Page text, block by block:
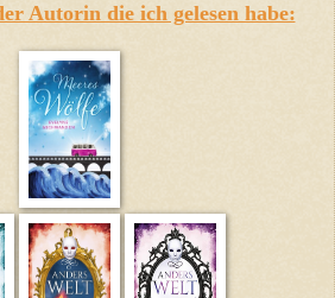
Autorin die ich gelesen habe: